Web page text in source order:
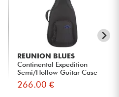
REUNION BLUES
Continental Expedition
Semi/Hollow Guitar Case
266.00 €